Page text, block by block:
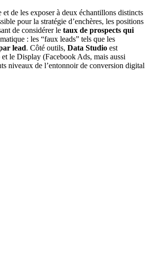
de les exposer à deux échantillons distincts
pour la stratégie d’enchères, les positions
de considérer le taux de prospects qui
: les “faux leads” tels que les
lead. Côté outils, Data Studio est
le Display (Facebook Ads, mais aussi
niveaux de l’entonnoir de conversion digital